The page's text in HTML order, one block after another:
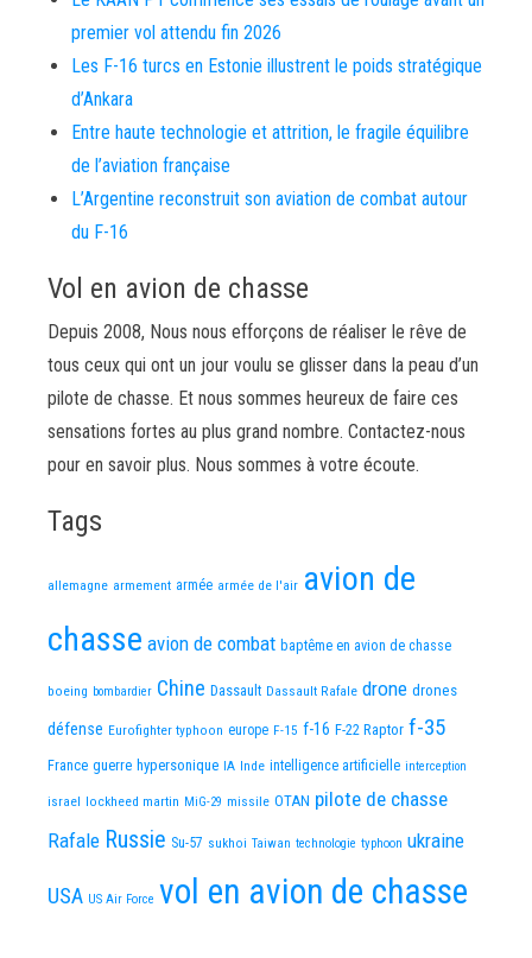
premier vol attendu fin 2026
Les F-16 turcs en Estonie illustrent le poids stratégique
d’Ankara
Entre haute technologie et attrition, le fragile équilibre
de l’aviation française
L’Argentine reconstruit son aviation de combat autour
du F-16
Vol en avion de chasse
Depuis 2008, Nous nous efforçons de réaliser le rêve de
tous ceux qui ont un jour voulu se glisser dans la peau d’un
pilote de chasse. Et nous sommes heureux de faire ces
sensations fortes au plus grand nombre. Contactez-nous
pour en savoir plus. Nous sommes à votre écoute.
Tags
allemagne armement armée armée de l'air avion de
chasse avion de combat baptême en avion de chasse
boeing bombardier Chine Dassault Dassault Rafale drone drones
défense Eurofighter typhoon europe F-15 f-16 F-22 Raptor f-35
France guerre hypersonique IA Inde intelligence artificielle interception
israel lockheed martin MiG-29 missile OTAN pilote de chasse
Rafale Russie Su-57 sukhoi Taiwan technologie typhoon ukraine
USA US Air Force vol en avion de chasse